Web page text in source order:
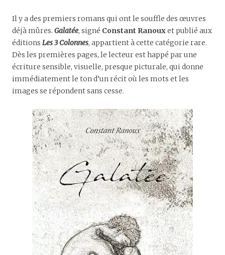
Il y a des premiers romans qui ont le souffle des œuvres
déjà mûres. Galatée, signé Constant Ranouxet publié aux
éditions Les 3 Colonnes, appartient à cette catégorie rare.
Dès les premières pages, le lecteur est happé par une
écriture sensible, visuelle, presque picturale, qui donne
immédiatement le ton d’un récit où les mots et les
images se répondent sans cesse.